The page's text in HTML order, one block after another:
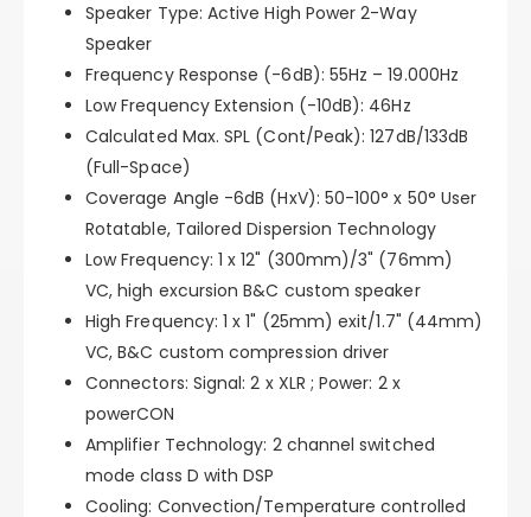
Speaker Type: Active High Power 2-Way
Speaker
Frequency Response (-6dB): 55Hz – 19.000Hz
Low Frequency Extension (-10dB): 46Hz
Calculated Max. SPL (Cont/Peak):127dB/133dB
(Full-Space)
Coverage Angle -6dB (HxV): 50-100° x 50° User
Rotatable, Tailored Dispersion Technology
Low Frequency:1 x 12" (300mm)/3" (76mm)
VC, high excursion B&C custom speaker
High Frequency:1 x 1" (25mm) exit/1.7" (44mm)
VC, B&C custom compression driver
Connectors: Signal: 2 x XLR ; Power: 2 x
powerCON
Amplifier Technology: 2 channel switched
mode class D with DSP
Cooling: Convection/Temperature controlled